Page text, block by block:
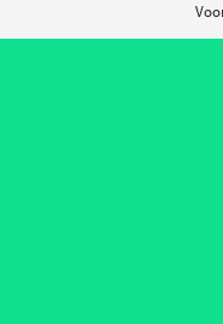
Mijn naam, e-mail en